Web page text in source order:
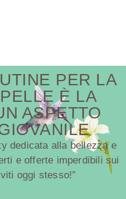
PER LA
È LA
ASPETTO
dedicata alla bellezza e
e offerte imperdibili sui
oggi stesso!”